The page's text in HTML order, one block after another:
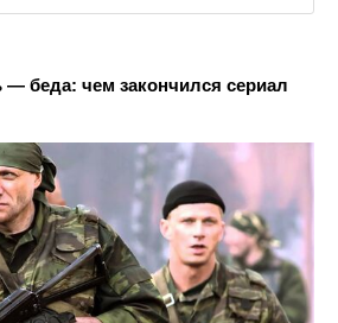
— беда: чем закончился сериал